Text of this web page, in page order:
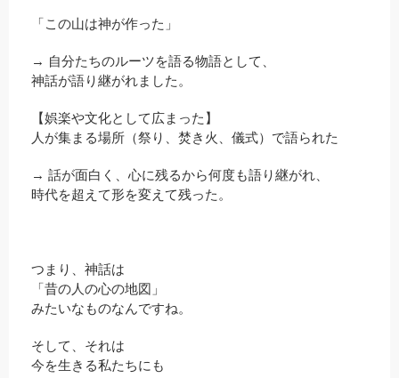
「この山は神が作った」
→ 自分たちのルーツを語る物語として、
神話が語り継がれました。
【娯楽や文化として広まった】
人が集まる場所（祭り、焚き火、儀式）で語られた
→ 話が面白く、心に残るから何度も語り継がれ、
時代を超えて形を変えて残った。
つまり、神話は
「昔の人の心の地図」
みたいなものなんですね。
そして、それは
今を生きる私たちにも